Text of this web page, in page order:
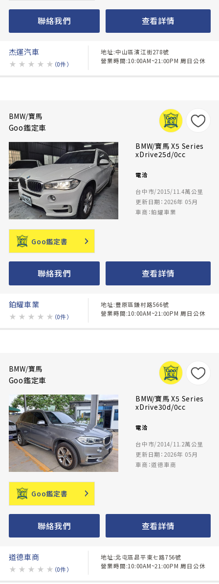
聯絡我們 查看詳情
杰運汽車
★ ★ ★ ★ ★ （0件）
地址:中山區濱江街278號
營業時間:10:00AM~21:00PM 周日公休
BMW/寶馬
Goo鑑定車
BMW/寶馬 X5 Series
xDrive25d/0cc
電洽
台中市/2015/11.4萬公里
更新日期：2026年 05月
車商：鉑耀車業
Goo鑑定書
聯絡我們 查看詳情
鉑耀車業
★ ★ ★ ★ ★ （0件）
地址:豐原區鎌村路566號
營業時間:10:00AM~21:00PM 周日公休
BMW/寶馬
Goo鑑定車
BMW/寶馬 X5 Series
xDrive30d/0cc
電洽
台中市/2014/11.2萬公里
更新日期：2026年 05月
車商：道德車商
Goo鑑定書
聯絡我們 查看詳情
道德車商
★ ★ ★ ★ ★ （0件）
地址:北屯區昌平東七路756號
營業時間:10:00AM~21:00PM 周日公休